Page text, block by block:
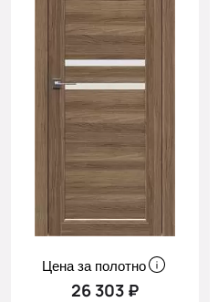
Цена за полотно
26 303 ₽